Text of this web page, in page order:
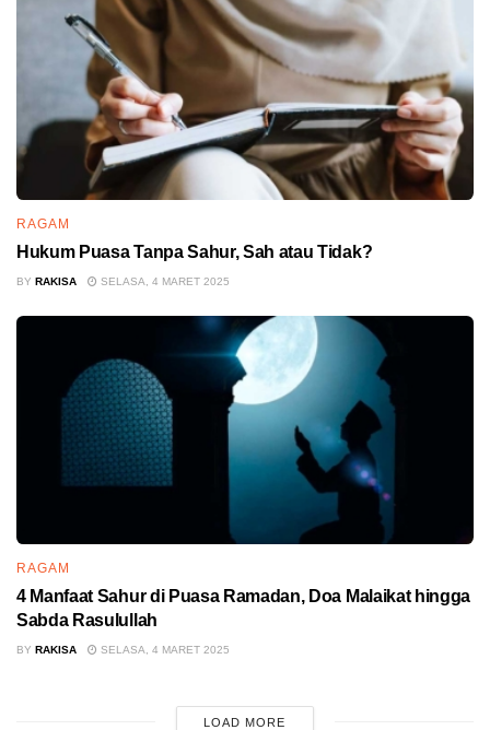
RAGAM
Hukum Puasa Tanpa Sahur, Sah atau Tidak?
BY RAKISA SELASA, 4 MARET 2025
RAGAM
4 Manfaat Sahur di Puasa Ramadan, Doa Malaikat hingga
Sabda Rasulullah
BY RAKISA SELASA, 4 MARET 2025
LOAD MORE